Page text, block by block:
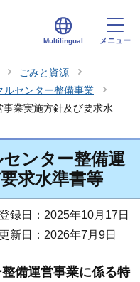
Multilingual メニュー
ごみと資源
ルセンター整備事業
業実施方針及び要求水
ンター整備運
求水準書等
録日：2025年10月17日
新日：2026年7月9日
備運営事業に係る特